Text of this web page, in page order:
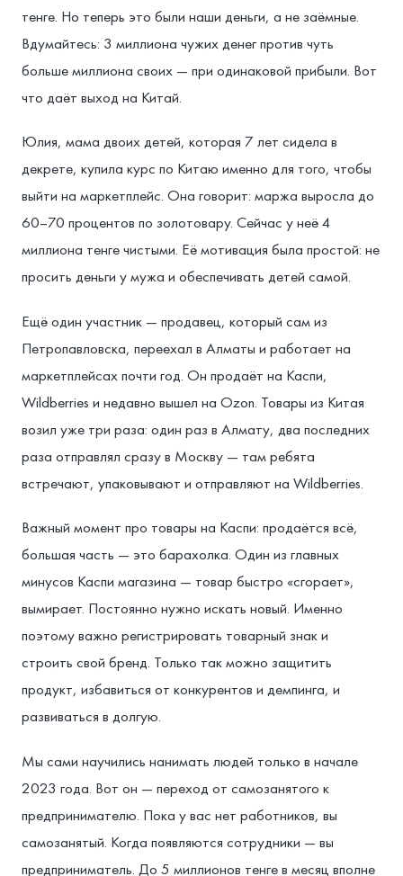
тенге. Но теперь это были наши деньги, а не заёмные.
Вдумайтесь: 3 миллиона чужих денег против чуть
больше миллиона своих — при одинаковой прибыли. Вот
что даёт выход на Китай.
Юлия, мама двоих детей, которая 7 лет сидела в
декрете, купила курс по Китаю именно для того, чтобы
выйти на маркетплейс. Она говорит: маржа выросла до
60–70 процентов по золотовару. Сейчас у неё 4
миллиона тенге чистыми. Её мотивация была простой: не
просить деньги у мужа и обеспечивать детей самой.
Ещё один участник — продавец, который сам из
Петропавловска, переехал в Алматы и работает на
маркетплейсах почти год. Он продаёт на Каспи,
Wildberries и недавно вышел на Ozon. Товары из Китая
возил уже три раза: один раз в Алмату, два последних
раза отправлял сразу в Москву — там ребята
встречают, упаковывают и отправляют на Wildberries.
Важный момент про товары на Каспи: продаётся всё,
большая часть — это барахолка. Один из главных
минусов Каспи магазина — товар быстро «сгорает»,
вымирает. Постоянно нужно искать новый. Именно
поэтому важно регистрировать товарный знак и
строить свой бренд. Только так можно защитить
продукт, избавиться от конкурентов и демпинга, и
развиваться в долгую.
Мы сами научились нанимать людей только в начале
2023 года. Вот он — переход от самозанятого к
предпринимателю. Пока у вас нет работников, вы
самозанятый. Когда появляются сотрудники — вы
предприниматель. До 5 миллионов тенге в месяц вполне